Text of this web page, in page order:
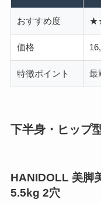
おすすめ度
価格
特徴ポイント 最
下半身・ヒップ
HANIDOLL 美脚
5.5kg 2穴